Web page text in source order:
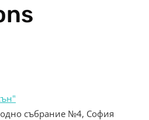
събрание №4, София